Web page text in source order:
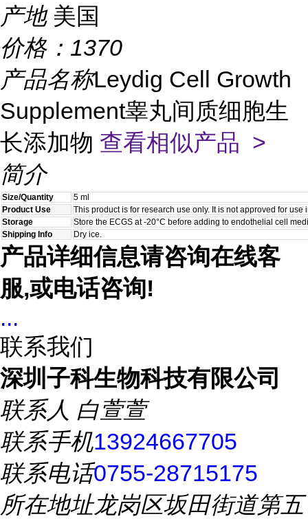
产地 美国
价格： 1370
产品名称Leydig Cell Growth
Supplement睾丸间质细胞生
长添加物 查看相似产品 >
简介
Size/Quantity
5 ml
Product Use
This product is for research use only. It is not approved for
Storage
Store the ECGS at -20°C before adding to endothelial cell
Shipping Info
Dry ice.
产品详细信息请咨询在线客
服,或电话咨询!
...
联系我们
深圳子科生物科技有限公司
联系人 白萱萱
联系手机13924667705
联系电话0755-28715175
所在地址龙岗区坂田街道第五